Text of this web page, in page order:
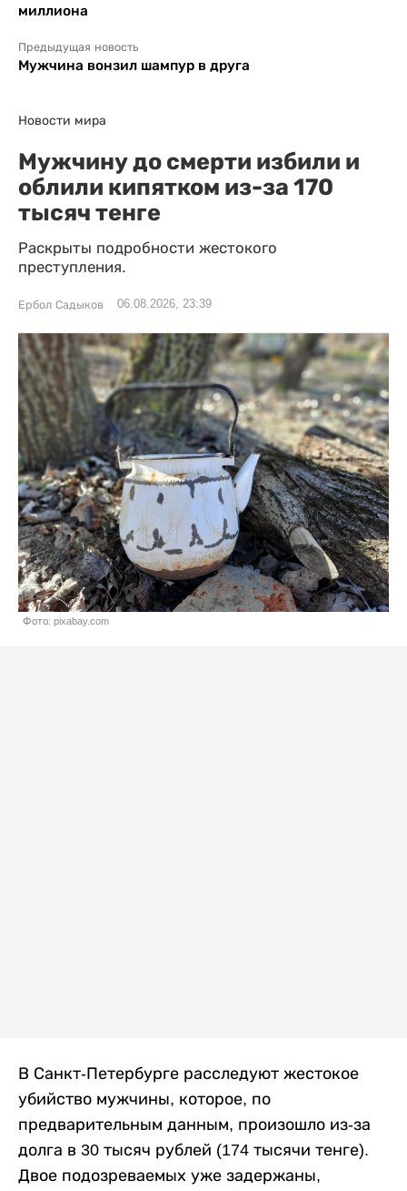
миллиона
Предыдущая новость
Мужчина вонзил шампур в друга
Новости мира
Мужчину до смерти избили и
облили кипятком из-за 170
тысяч тенге
Раскрыты подробности жестокого
преступления.
Ербол Садыков 06.08.2026, 23:39
Фото: pixabay.com
В Санкт-Петербурге расследуют жестокое
убийство мужчины, которое, по
предварительным данным, произошло из-за
долга в 30 тысяч рублей (174 тысячи тенге).
Двое подозреваемых уже задержаны,